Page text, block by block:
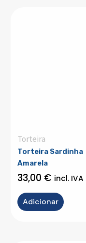
Torteira
Torteira Sardinha
Amarela
33,00 € incl. IVA
Adicionar